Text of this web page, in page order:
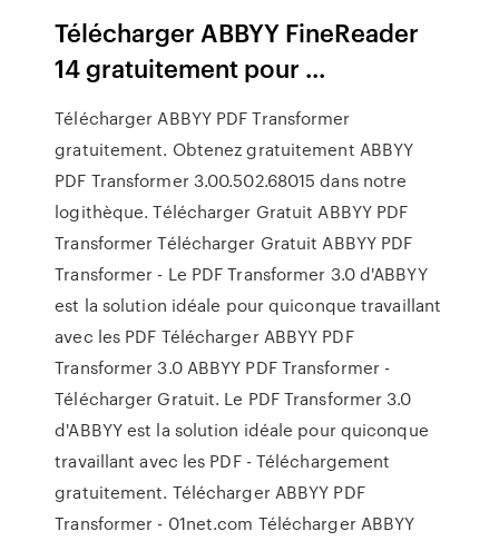
Télécharger ABBYY FineReader
14 gratuitement pour ...
Télécharger ABBYY PDF Transformer
gratuitement. Obtenez gratuitement ABBYY
PDF Transformer 3.00.502.68015 dans notre
logithèque. Télécharger Gratuit ABBYY PDF
Transformer Télécharger Gratuit ABBYY PDF
Transformer - Le PDF Transformer 3.0 d'ABBYY
est la solution idéale pour quiconque travaillant
avec les PDF Télécharger ABBYY PDF
Transformer 3.0 ABBYY PDF Transformer -
Télécharger Gratuit. Le PDF Transformer 3.0
d'ABBYY est la solution idéale pour quiconque
travaillant avec les PDF - Téléchargement
gratuitement. Télécharger ABBYY PDF
Transformer - 01net.com Télécharger ABBYY